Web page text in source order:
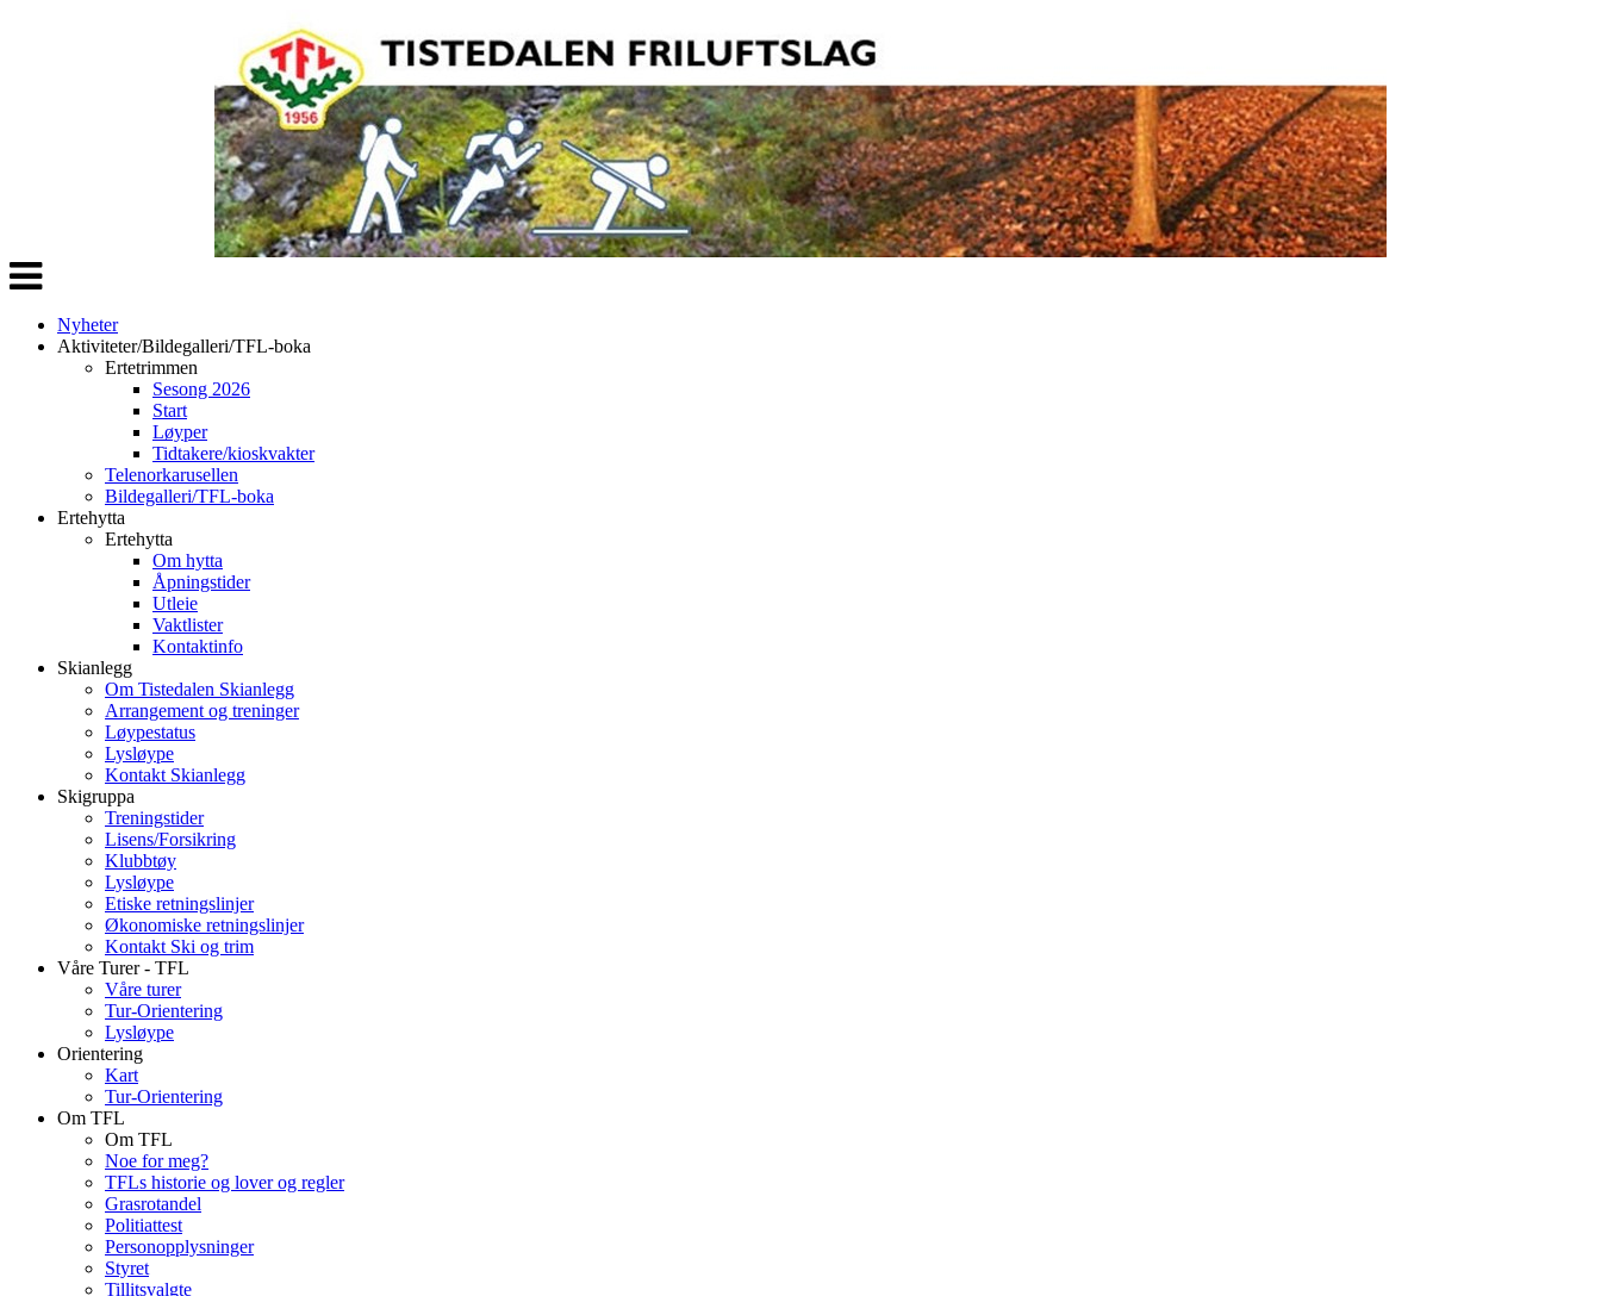
Veksle
navigasjon
Nyheter
Aktiviteter/Bildegalleri/TFL-boka
Ertetrimmen
Sesong 2026
Start
Løyper
Tidtakere/kioskvakter
Telenorkarusellen
Bildegalleri/TFL-boka
Ertehytta
Ertehytta
Om hytta
Åpningstider
Utleie
Vaktlister
Kontaktinfo
Skianlegg
Om Tistedalen Skianlegg
Arrangement og treninger
Løypestatus
Lysløype
Kontakt Skianlegg
Skigruppa
Treningstider
Lisens/Forsikring
Klubbtøy
Lysløype
Etiske retningslinjer
Økonomiske retningslinjer
Kontakt Ski og trim
Våre Turer - TFL
Våre turer
Tur-Orientering
Lysløype
Orientering
Kart
Tur-Orientering
Om TFL
Om TFL
Noe for meg?
TFLs historie og lover og regler
Grasrotandel
Politiattest
Personopplysninger
Styret
Tillitsvalgte